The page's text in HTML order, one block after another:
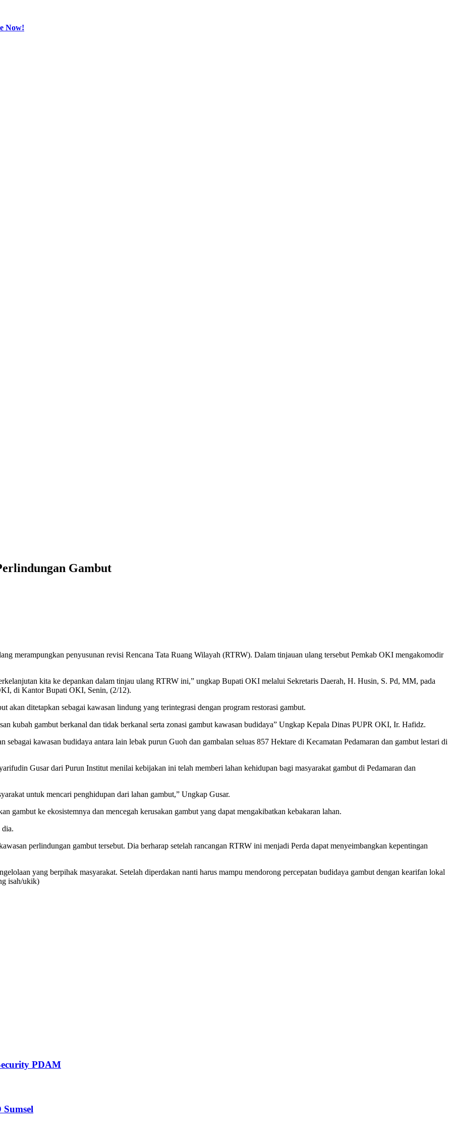
Now!
Gambut
merampungkan penyusunan revisi Rencana Tata Ruang Wilayah (RTRW). Dalam tinjauan ulang tersebut Pemkab OKI mengakomodir
kita ke depankan dalam tinjau ulang RTRW ini,” ungkap Bupati OKI melalui Sekretaris Daerah, H. Husin, S. Pd, MM, pada
di Kantor Bupati OKI, Senin, (2/12).
akan ditetapkan sebagai kawasan lindung yang terintegrasi dengan program restorasi gambut.
kubah gambut berkanal dan tidak berkanal serta zonasi gambut kawasan budidaya” Ungkap Kepala Dinas PUPR OKI, Ir. Hafidz.
kawasan budidaya antara lain lebak purun Guoh dan gambalan seluas 857 Hektare di Kecamatan Pedamaran dan gambut lestari di
Gusar dari Purun Institut menilai kebijakan ini telah memberi lahan kehidupan bagi masyarakat gambut di Pedamaran dan
untuk mencari penghidupan dari lahan gambut,” Ungkap Gusar.
gambut ke ekosistemnya dan mencegah kerusakan gambut yang dapat mengakibatkan kebakaran lahan.
dia.
perlindungan gambut tersebut. Dia berharap setelah rancangan RTRW ini menjadi Perda dapat menyeimbangkan kepentingan
yang berpihak masyarakat. Setelah diperdakan nanti harus mampu mendorong percepatan budidaya gambut dengan kearifan lokal
isah/ukik)
PDAM